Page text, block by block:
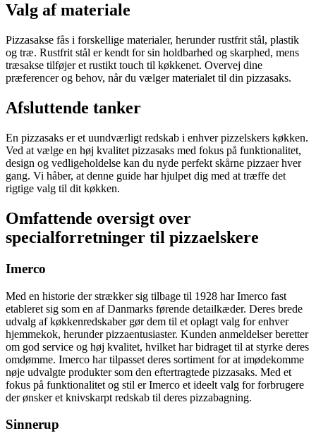
Valg af materiale
Pizzasakse fås i forskellige materialer, herunder rustfrit stål, plastik
og træ. Rustfrit stål er kendt for sin holdbarhed og skarphed, mens
træsakse tilføjer et rustikt touch til køkkenet. Overvej dine
præferencer og behov, når du vælger materialet til din pizzasaks.
Afsluttende tanker
En pizzasaks er et uundværligt redskab i enhver pizzelskers køkken.
Ved at vælge en høj kvalitet pizzasaks med fokus på funktionalitet,
design og vedligeholdelse kan du nyde perfekt skårne pizzaer hver
gang. Vi håber, at denne guide har hjulpet dig med at træffe det
rigtige valg til dit køkken.
Omfattende oversigt over
specialforretninger til pizzaelskere
Imerco
Med en historie der strækker sig tilbage til 1928 har Imerco fast
etableret sig som en af Danmarks førende detailkæder. Deres brede
udvalg af køkkenredskaber gør dem til et oplagt valg for enhver
hjemmekok, herunder pizzaentusiaster. Kunden anmeldelser beretter
om god service og høj kvalitet, hvilket har bidraget til at styrke deres
omdømme. Imerco har tilpasset deres sortiment for at imødekomme
nøje udvalgte produkter som den eftertragtede pizzasaks. Med et
fokus på funktionalitet og stil er Imerco et ideelt valg for forbrugere
der ønsker et knivskarpt redskab til deres pizzabagning.
Sinnerup